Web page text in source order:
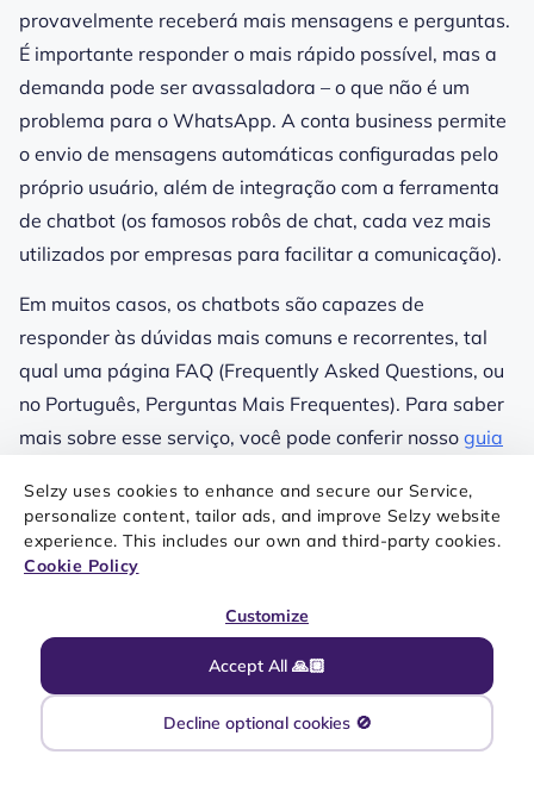
Selzy uses cookies to enhance and secure our Service,
personalize content, tailor ads, and improve Selzy website
experience. This includes our own and third-party cookies.
Cookie Policy
Accept All 🙏🏼
Customize
Decline optional cookies 🚫
provavelmente receberá mais mensagens e perguntas.
É importante responder o mais rápido possível, mas a
demanda pode ser avassaladora – o que não é um
problema para o WhatsApp. A conta business permite
o envio de mensagens automáticas configuradas pelo
próprio usuário, além de integração com a ferramenta
de chatbot (os famosos robôs de chat, cada vez mais
utilizados por empresas para facilitar a comunicação).
Em muitos casos, os chatbots são capazes de
responder às dúvidas mais comuns e recorrentes, tal
qual uma página FAQ (Frequently Asked Questions, ou
no Português, Perguntas Mais Frequentes). Para saber
mais sobre esse serviço, você pode conferir nosso guia
seu e-commerce ao WhatsApp Business, fazendo com
que seu site direcione o cliente ao seu canal no
WhatsApp, facilitando o contato.
Melhores taxas de conversão
Já sabemos que a taxa de abertura das mensagens de
WhatsApp é de 98%, e tal número deve potencializar